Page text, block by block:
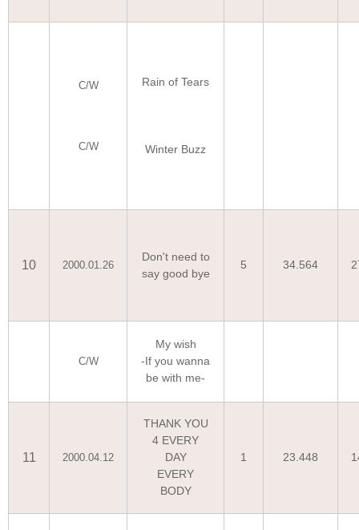
C/W
C/W
Rain of Tears
Winter Buzz
10 2000.01.26
Don't need to
say good bye
5 34.564
C/W
My wish
-If you wanna
be with me-
11 2000.04.12
THANK YOU
4 EVERY
DAY
EVERY
BODY
1 23.448